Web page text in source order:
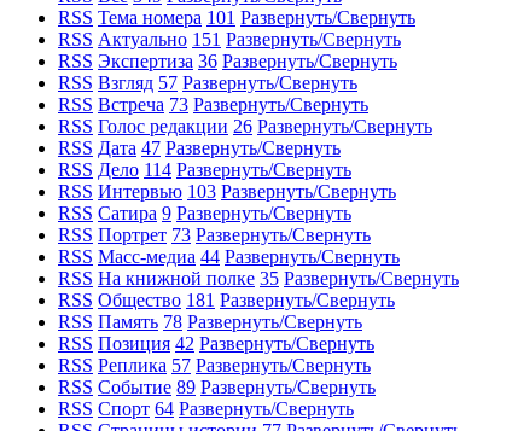
RSS Тема номера 101 Развернуть/Свернуть
RSS Актуально 151 Развернуть/Свернуть
RSS Экспертиза 36 Развернуть/Свернуть
RSS Взгляд 57 Развернуть/Свернуть
RSS Встреча 73 Развернуть/Свернуть
RSS Голос редакции 26 Развернуть/Свернуть
RSS Дата 47 Развернуть/Свернуть
RSS Дело 114 Развернуть/Свернуть
RSS Интервью 103 Развернуть/Свернуть
RSS Сатира 9 Развернуть/Свернуть
RSS Портрет 73 Развернуть/Свернуть
RSS Масс-медиа 44 Развернуть/Свернуть
RSS На книжной полке 35 Развернуть/Свернуть
RSS Общество 181 Развернуть/Свернуть
RSS Память 78 Развернуть/Свернуть
RSS Позиция 42 Развернуть/Свернуть
RSS Реплика 57 Развернуть/Свернуть
RSS Событие 89 Развернуть/Свернуть
RSS Спорт 64 Развернуть/Свернуть